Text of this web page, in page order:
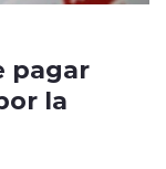
pagar
la